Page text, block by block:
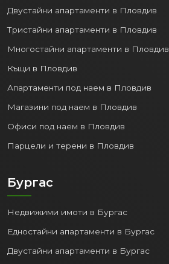
Двустайни апартаменти в Пловдив
Тристайни апартаменти в Пловдив
Многостайни апартаменти в Пловдив
Къщи в Пловдив
Апартаменти под наем в Пловдив
Магазини под наем в Пловдив
Офиси под наем в Пловдив
Парцели и терени в Пловдив
Бургас
Недвижими имоти в Бургас
Едностайни апартаменти в Бургас
Двустайни апартаменти в Бургас